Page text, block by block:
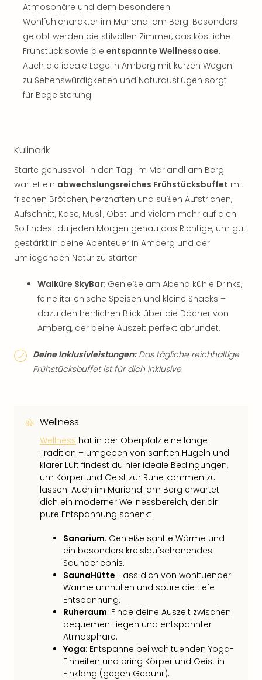
Atmosphäre und dem besonderen
Wohlfühlcharakter im Mariandl am Berg. Besonders
gelobt werden die stilvollen Zimmer, das köstliche
Frühstück sowie die entspannte Wellnessoase.
Auch die ideale Lage in Amberg mit kurzen Wegen
zu Sehenswürdigkeiten und Naturausflügen sorgt
für Begeisterung.
Kulinarik
Starte genussvoll in den Tag: Im Mariandl am Berg
wartet ein abwechslungsreiches Frühstücksbuffet mit
frischen Brötchen, herzhaften und süßen Aufstrichen,
Aufschnitt, Käse, Müsli, Obst und vielem mehr auf dich.
So findest du jeden Morgen genau das Richtige, um gut
gestärkt in deine Abenteuer in Amberg und der
umliegenden Natur zu starten.
Walküre SkyBar: Genieße am Abend kühle Drinks,
feine italienische Speisen und kleine Snacks –
dazu den herrlichen Blick über die Dächer von
Amberg, der deine Auszeit perfekt abrundet.
Deine Inklusivleistungen:Das tägliche reichhaltige
Frühstücksbuffet ist für dich inklusive.
Wellness
Wellness hat in der Oberpfalz eine lange
Tradition – umgeben von sanften Hügeln und
klarer Luft findest du hier ideale Bedingungen,
um Körper und Geist zur Ruhe kommen zu
lassen. Auch im Mariandl am Berg erwartet
dich ein moderner Wellnessbereich, der dir
pure Entspannung schenkt.
Sanarium: Genieße sanfte Wärme und
ein besonders kreislaufschonendes
Saunaerlebnis.
SaunaHütte: Lass dich von wohltuender
Wärme umhüllen und spüre die tiefe
Entspannung.
Ruheraum: Finde deine Auszeit zwischen
bequemen Liegen und entspannter
Atmosphäre.
Yoga: Entspanne bei wohltuenden Yoga-
Einheiten und bring Körper und Geist in
Einklang (gegen Gebühr).